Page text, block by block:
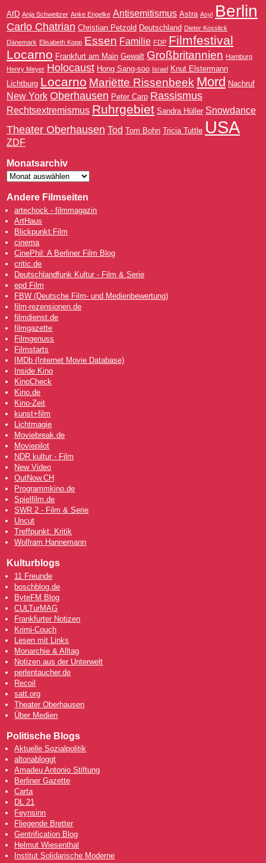
AfD Anja Schweitzer Anke Engelke Antisemitismus Astra Asyl Berlin
Carlo Chatrian Christian Petzold Deutschland Dieter Kosslick
Dänemark Elisabeth Kopp Essen Familie FDP Filmfestival
Locarno Frankfurt am Main Gewalt Großbritannien Hamburg
Henry Meyer Holocaust Hong Sang-soo Israel Knut Elstermann
Lichtburg Locarno Mariëtte Rissenbeek Mord Nachruf
New York Oberhausen Peter Carp Rassismus
Rechtsextremismus Ruhrgebiet Sandra Hüller Snowdance
Theater Oberhausen Tod Tom Bohn Tricia Tuttle USA
ZDF
Monatsarchiv
Andere Filmseiten
artechock - filmmagazin
ArtHaus
Blickpunkt:Film
cinema
CinePhil: A Berliner Film Blog
critic.de
Deutschlandfunk Kultur - Film & Serie
epd Film
FBW (Deutsche Film- und Medienbewertung)
film-rezensionen.de
filmdienst.de
filmgazette
Filmgenuss
Filmstarts
IMDb (Internet Movie Database)
Inside Kino
KinoCheck
Kino.de
Kino-Zeit
kunst+film
Lichtmagie
Moviebreak.de
Moviepilot
NDR kultur - Film
New Video
OutNow.CH
Programmkino.de
Spielfilm.de
SWR 2 - Film & Serie
Uncut
Treffpunkt: Kritik
Wolfram Hannemann
Kulturblogs
11 Freunde
boschblog.de
ByteFM Blog
CULTurMAG
Frankfurter Notizen
Krimi-Couch
Lesen mit Links
Monarchie & Alltag
Notizen aus der Unterwelt
perlentaucher.de
Recoil
satt.org
Theater Oberhausen
Über Medien
Politische Blogs
Aktuelle Sozialpolitik
altonabloggt
Amadeu Antonio Stiftung
Berliner Gazette
Carta
DL 21
Feynsinn
Fliegende Bretter
Gentrification Blog
Helmut Wiesenthal
Institut Solidarische Moderne